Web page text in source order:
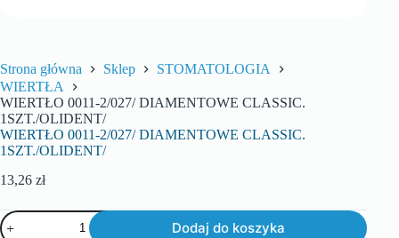
Strona główna Sklep
STOMATOLOGIA
WIERTŁA
WIERTŁO 0011-2/027/ DIAMENTOWE CLASSIC.
1SZT./OLIDENT/
WIERTŁO 0011-2/027/ DIAMENTOWE CLASSIC.
1SZT./OLIDENT/
13,26 zł
Dodaj do koszyka